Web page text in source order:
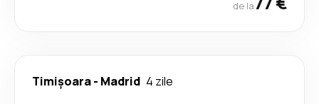
de la
Timișoara- Madrid 4 zile